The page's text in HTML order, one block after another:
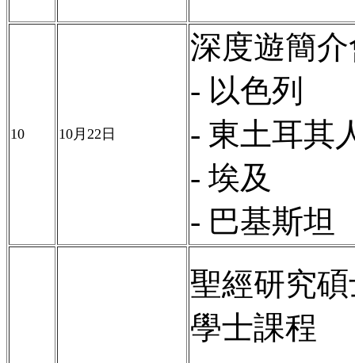
10 10月 22 日
深度遊簡
- 以色列
- 東土耳其
- 埃及
- 巴基斯坦
聖經研究
學士課程